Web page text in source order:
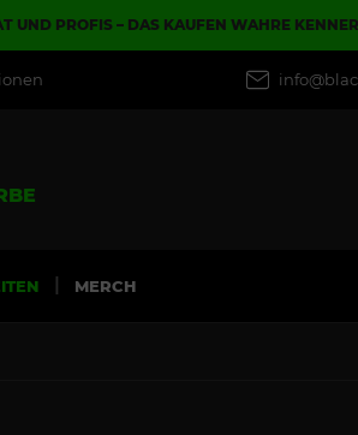
UND PROFIS – DAS KAUFEN WAHRE KENNER
MERCH